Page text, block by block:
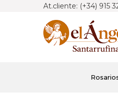
At.cliente: (+34) 915